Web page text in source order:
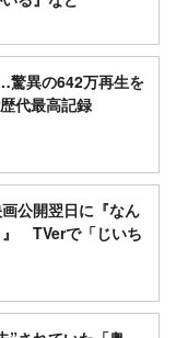
驚異の642万再生を
代最高記録
公開翌日に『なん
』 TVerで「じいち